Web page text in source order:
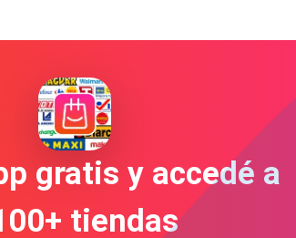
gratis y accedé a
tiendas